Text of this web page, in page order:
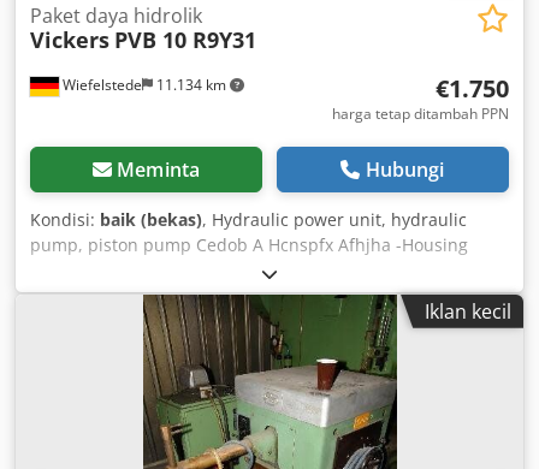
Wiefelstede 11.134 km
Paket daya hidrolik
Vickers PVB 10 R9Y31
€1.750
harga tetap ditambah PPN
Meminta Hubungi
Kondisi: baik (bekas), Hydraulic power unit, hydraulic
pump, piston pump Cedob A Hcnspfx Afhjha -Housing
material: stainless steel -Drive power: 11 kW -Speed: 1,750
rpm -Pump: Vickers PVB10 RSV31 CG20 -Flow rate: approx.
36 L/min -Pressure: 210 bar -Hydraulic valve -Filter -
Hydraulic tank dimensions: 500/450/H370 mm -
Dimensions: 520/330/H600 mm -Weight: 320 kg
Iklan kecil